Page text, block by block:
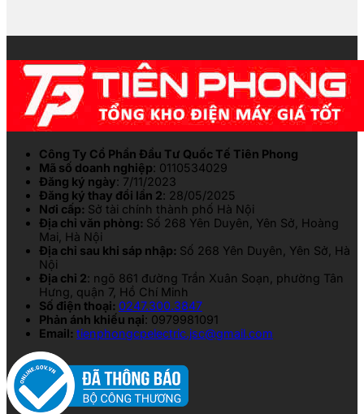
Công Ty Cổ Phần Đầu Tư Quốc Tế Tiên Phong
Mã số doanh nghiệp: 0110534029
Đăng ký ngày: 7/11/2023
Đăng ký thay đổi lần 2: 28/05/2025
Nơi cấp: Sở tài chính thành phố Hà Nội
Địa chỉ văn phòng: Số 268 Yên Duyên, Yên Sở, Hoàng
Mai, Hà Nội
Địa chỉ sau khi sáp nhập: Số 268 Yên Duyên, Yên Sở, Hà
Nội
Địa chỉ 2: ngõ 861 đường Trần Xuân Soạn, phường Tân
Hưng, quận 7, Hồ Chí Minh
Số điện thoại: 0247.300.3847
Phản ánh khiếu nại: 0979981091
Email: tienphongcpelectric.jsc@gmail.com